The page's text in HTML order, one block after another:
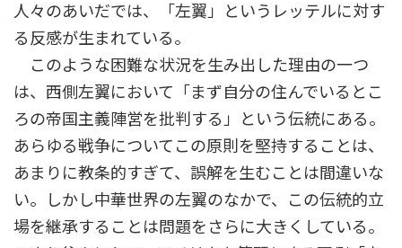
人々のあいだでは、「左翼」というレッテルに対す
る反感が生まれている。
このような困難な状況を生み出した理由の一つ
は、西側左翼において「まず自分の住んでいるとこ
ろの帝国主義陣営を批判する」という伝統にある。
あらゆる戦争についてこの原則を堅持することは、
あまりに教条的すぎて、誤解を生むことは間違いな
い。しかし中華世界の左翼のなかで、この伝統的立
場を継承することは問題をさらに大きくしている。